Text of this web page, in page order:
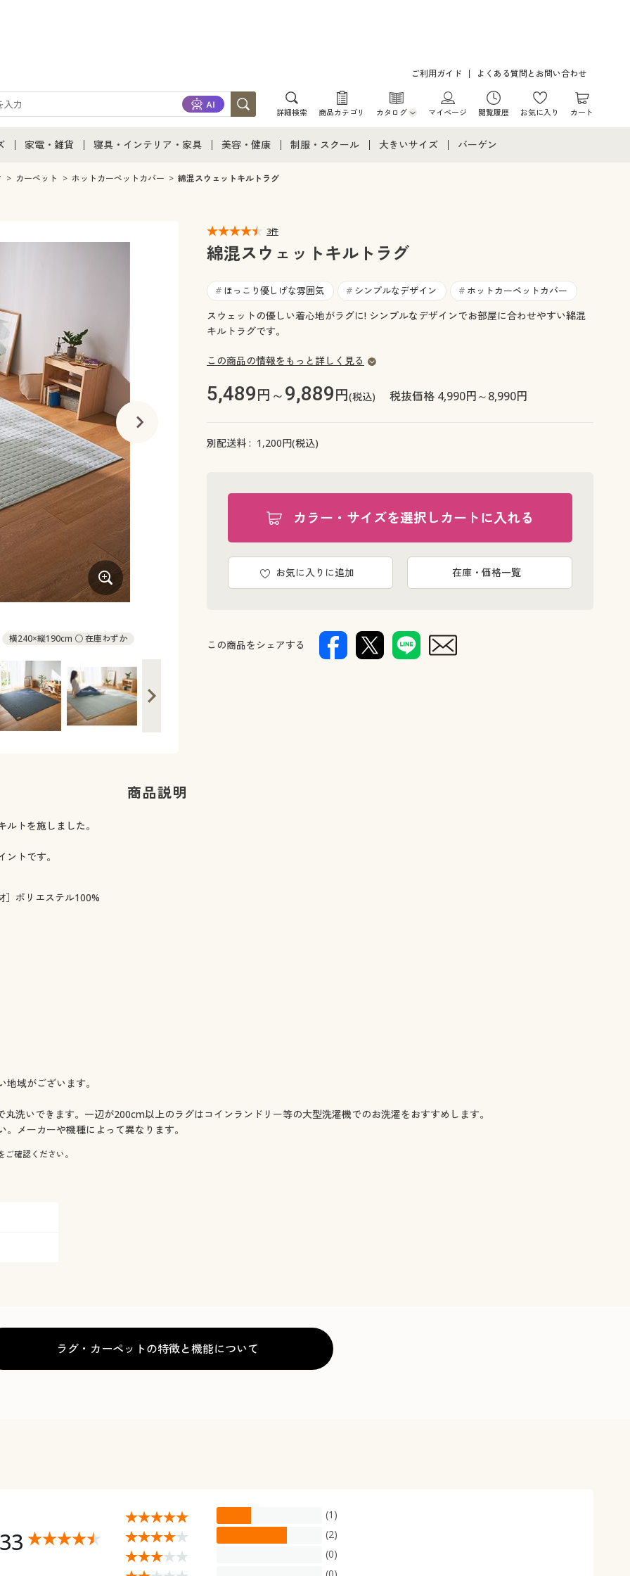
ご利用ガイド よくある質問とお問い合わせ
詳細検索 商品カテゴリ カタログ
カタログ・チラシからのご注文
マイページ 閲覧履歴 お気に入り カート
通販すべて
下着
家電・雑貨
家電・雑貨すべて
キッチン・雑貨・日用品
寝具・インテリア・家具
寝具・インテリア・家具通販すべて
寝具・ベッド
カーテン・ラグ・ファブリック
美容・健康
美容・健康通販すべて
制服・スクール
ジュニア・ティーンズ下着
大きいサイズ
大きいサイズ レディース下着
大きいサイズ メンズ
大きいサイズ 事務・制服
バーゲン
カーペット ホットカーペットカバー 綿混スウェットキルトラグ
横240×縦190cm ○ 在庫わずか
3件
綿混スウェットキルトラグ
# ほっこり優しげな雰囲気 # シンプルなデザイン # ホットカーペットカバー
スウェットの優しい着心地がラグに! シンプルなデザインでお部屋に合わせやすい綿混
キルトラグです。
この商品の情報をもっと詳しく見る
5,489円～9,889円(税込) 税抜価格 4,990円～8,990円
別配送料 : 1,200円(税込)
カラー・サイズを選択しカートに入れる
お気に入りに追加 在庫・価格一覧
この商品をシェアする
商品説明
トを施しました。
トです。
ポリエステル100%
域がございます。
洗いできます。一辺が200cm以上のラグはコインランドリー等の大型洗濯機でのお洗濯をおすすめします。
メーカーや機種によって異なります。
ご確認ください。
ラグ・カーペットの特徴と機能について
(1)
(2)
(0)